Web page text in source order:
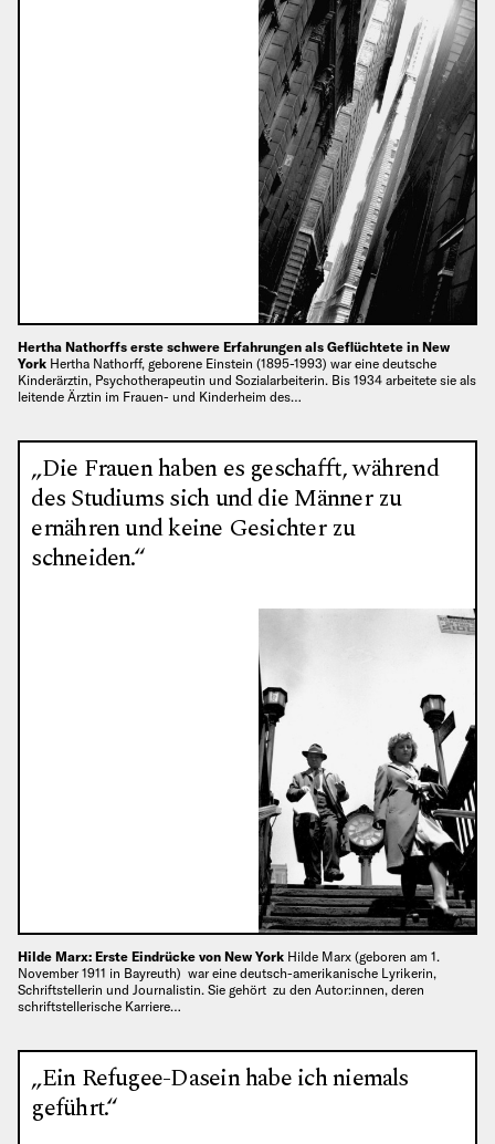
Hertha Nathorffs erste schwere Erfahrungen als Geflüchtete in New
York Hertha Nathorff, geborene Einstein (1895-1993) war eine deutsche
Kinderärztin, Psychotherapeutin und Sozialarbeiterin. Bis 1934 arbeitete sie als
leitende Ärztin im Frauen- und Kinderheim des…
„Die Frauen haben es geschafft, während
des Studiums sich und die Männer zu
ernähren und keine Gesichter zu
schneiden.“
Hilde Marx: Erste Eindrücke von New York Hilde Marx (geboren am 1.
November 1911 in Bayreuth) war eine deutsch-amerikanische Lyrikerin,
Schriftstellerin und Journalistin. Sie gehört zu den Autor:innen, deren
schriftstellerische Karriere…
„Ein Refugee-Dasein habe ich niemals
geführt.“